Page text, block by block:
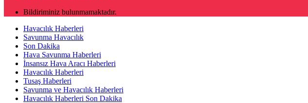
Bildiriminiz bulunmamaktadır.
Havacılık Haberleri
Savunma Havacılık
Son Dakika
Hava Savunma Haberleri
İnsansız Hava Aracı Haberleri
Havacılık Haberleri
Tusaş Haberleri
Savunma ve Havacılık Haberleri
Havacılık Haberleri Son Dakika